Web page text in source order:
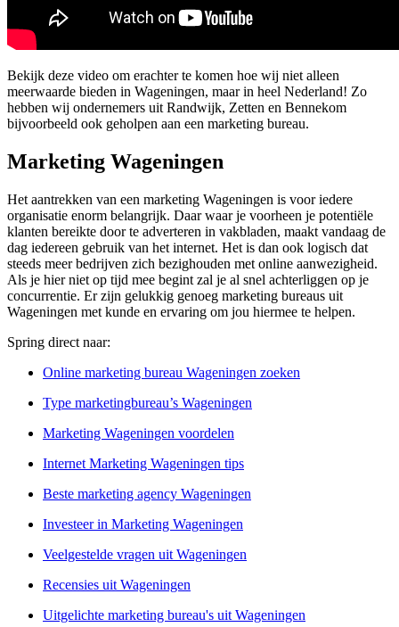
Bekijk deze video om erachter te komen hoe wij niet alleen
meerwaarde bieden in Wageningen, maar in heel Nederland! Zo
hebben wij ondernemers uit Randwijk, Zetten en Bennekom
bijvoorbeeld ook geholpen aan een marketing bureau.
Marketing Wageningen
Het aantrekken van een marketing Wageningen is voor iedere
organisatie enorm belangrijk. Daar waar je voorheen je potentiële
klanten bereikte door te adverteren in vakbladen, maakt vandaag de
dag iedereen gebruik van het internet. Het is dan ook logisch dat
steeds meer bedrijven zich bezighouden met online aanwezigheid.
Als je hier niet op tijd mee begint zal je al snel achterliggen op je
concurrentie. Er zijn gelukkig genoeg marketing bureaus uit
Wageningen met kunde en ervaring om jou hiermee te helpen.
Spring direct naar:
Online marketing bureau Wageningen zoeken
Type marketingbureau’s Wageningen
Marketing Wageningen voordelen
Internet Marketing Wageningen tips
Beste marketing agency Wageningen
Investeer in Marketing Wageningen
Veelgestelde vragen uit Wageningen
Recensies uit Wageningen
Uitgelichte marketing bureau's uit Wageningen